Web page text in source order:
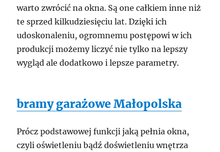
warto zwrócić na okna. Są one całkiem inne niż
te sprzed kilkudziesięciu lat. Dzięki ich
udoskonaleniu, ogromnemu postępowi w ich
produkcji możemy liczyć nie tylko na lepszy
wygląd ale dodatkowo i lepsze parametry.
bramy garażowe Małopolska
Prócz podstawowej funkcji jaką pełnia okna,
czyli oświetleniu bądź doświetleniu wnętrza